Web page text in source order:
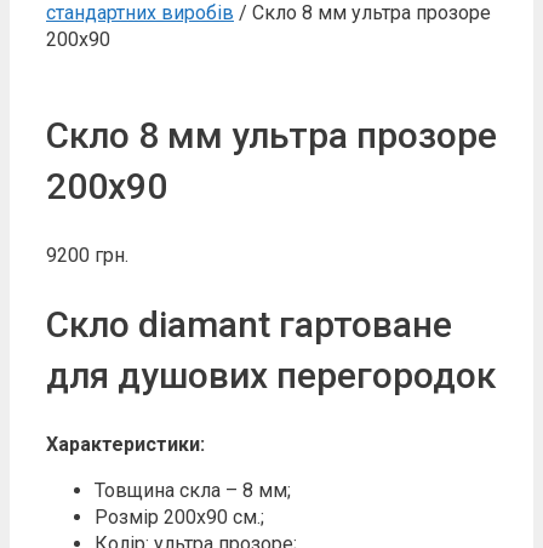
стандартних виробів / Скло 8 мм ультра прозоре
200х90
Скло 8 мм ультра прозоре
200х90
9200 грн.
Скло diamant гартоване
для душових перегородок
Характеристики:
Товщина скла – 8 мм;
Розмір 200х90 см.;
Колір: ультра прозоре;